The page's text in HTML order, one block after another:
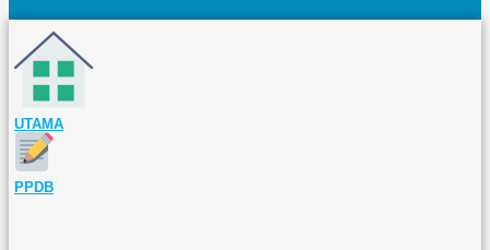
UTAMA
PPDB